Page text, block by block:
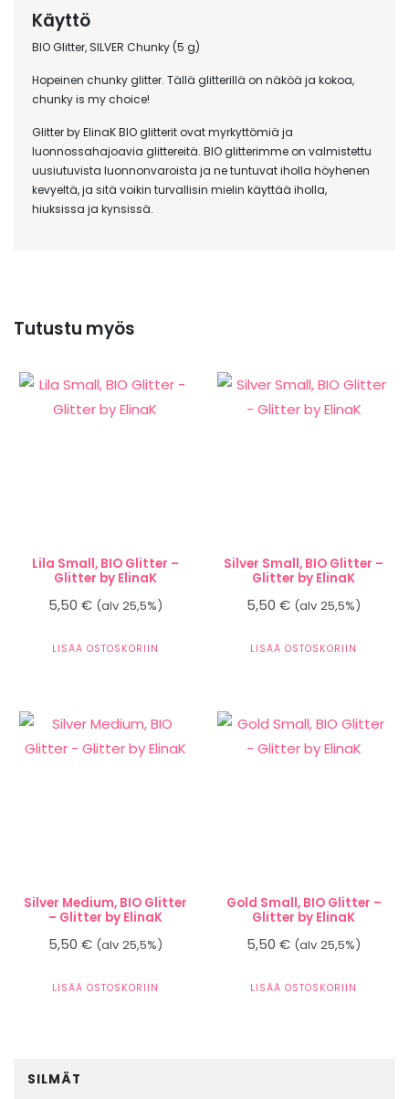
Käyttö
BIO Glitter, SILVER Chunky (5 g)
Hopeinen chunky glitter. Tällä glitterillä on näköä ja kokoa,
chunky is my choice!
Glitter by ElinaK BIO glitterit ovat myrkyttömiä ja
luonnossahajoavia glittereitä. BIO glitterimme on valmistettu
uusiutuvista luonnonvaroista ja ne tuntuvat iholla höyhenen
kevyeltä, ja sitä voikin turvallisin mielin käyttää iholla,
hiuksissa ja kynsissä.
Tutustu myös
Lila Small, BIO Glitter –
Glitter by ElinaK
5,50 € (alv 25,5%)
LISÄÄ OSTOSKORIIN
Silver Small, BIO Glitter –
Glitter by ElinaK
5,50€ (alv 25,5%)
LISÄÄ OSTOSKORIIN
Silver Medium, BIO Glitter
– Glitter by ElinaK
5,50 € (alv 25,5%)
LISÄÄ OSTOSKORIIN
Gold Small, BIO Glitter –
Glitter by ElinaK
5,50€ (alv 25,5%)
LISÄÄ OSTOSKORIIN
SILMÄT